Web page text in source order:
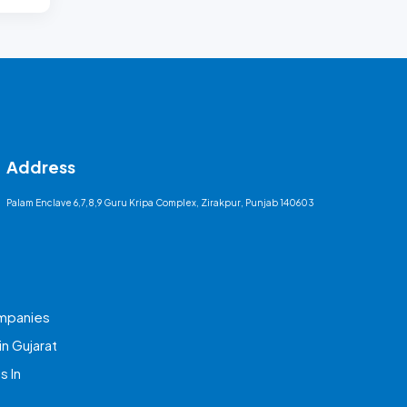
Address
Palam Enclave 6,7,8,9 Guru Kripa Complex, Zirakpur, Punjab 140603
Gujarat
In